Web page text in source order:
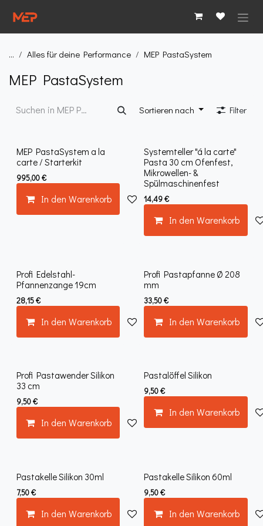
... Alles für deine Performance MEP PastaSystem
MEP PastaSystem
Sortieren nach Filter
MEP PastaSystem a la
carte / Starterkit
995,00€
In den Warenkorb Auf die Wunschliste
Systemteller "á la carte"
Pasta 30 cm Ofenfest,
Mikrowellen- &
Spülmaschinenfest
14,49€
In den Warenkorb
Profi Edelstahl-
Pfannenzange 19cm
28,15€
In den Warenkorb Auf die Wunschliste
Profi Pastapfanne Ø 208
mm
33,50€
In den Warenkorb
Profi Pastawender Silikon
33 cm
9,50€
In den Warenkorb
Pastalöffel Silikon
9,50€
In den Warenkorb
Pastakelle Silikon 30ml
7,50€
In den Warenkorb Auf die Wunschliste
Pastakelle Silikon 60ml
9,50€
In den Warenkorb